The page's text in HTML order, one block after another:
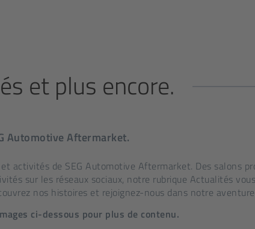
et plus encore.
Automotive Aftermarket.
activités de SEG Automotive Aftermarket. Des salons
sur les réseaux sociaux, notre rubrique Actualités
nos histoires et rejoignez-nous dans notre
ci-dessous pour plus de contenu.